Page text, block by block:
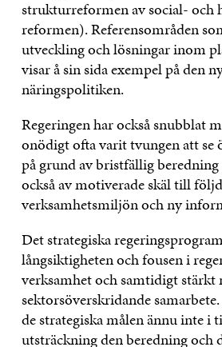
strukturreformen av social- och
reformen). Referensområden
utveckling och lösningar inom
visar å sin sida exempel på den
näringspolitiken.
Regeringen har också snubblat
onödigt ofta varit tvungen att
på grund av bristfällig
också av motiverade skäl till
verksamhetsmiljön och ny
Det strategiska
långsiktigheten och fousen i
verksamhet och samtidigt stärkt
sektorsöverskridande
de strategiska målen ännu inte i
utsträckning den beredning och